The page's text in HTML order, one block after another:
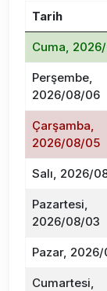
Tarih
Cuma,
Perşembe,
2026/08/06
Çarşamba,
2026/08/05
Salı, 2026/
Pazartesi,
2026/08/03
Pazar,
Cumartesi,